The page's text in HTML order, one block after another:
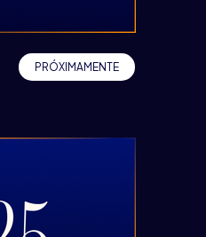
PRÓXIMAMENTE